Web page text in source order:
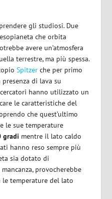
gli studiosi. Due
che orbita
avere un’atmosfera
terrestre, ma più spessa.
Spitzer che per primo
di lava su
hanno utilizzato un
le caratteristiche del
che quest’ultimo
le sue temperature
gradi mentre il lato caldo
hanno reso sempre più
sia dotato di
provocherebbe
le temperature del lato